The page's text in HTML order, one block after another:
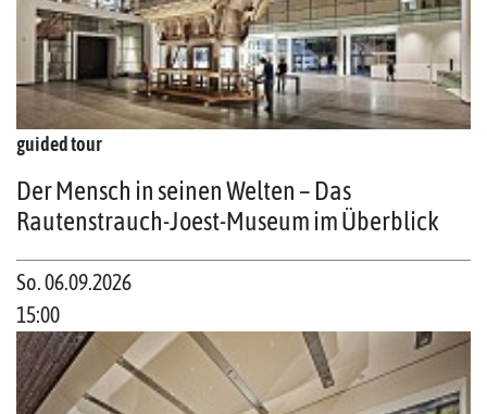
guided tour
Der Mensch in seinen Welten – Das
Rautenstrauch-Joest-Museum im Überblick
So. 06.09.2026
15:00